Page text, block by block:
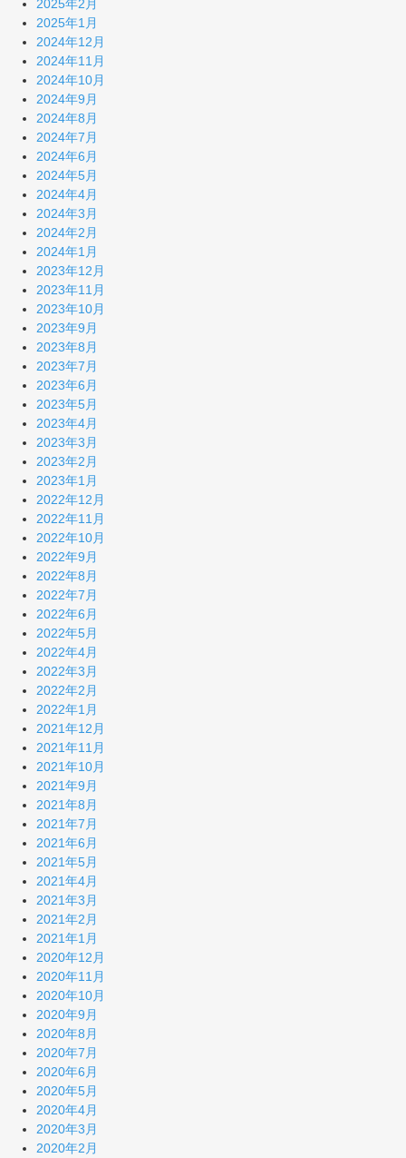
2025年2月
2025年1月
2024年12月
2024年11月
2024年10月
2024年9月
2024年8月
2024年7月
2024年6月
2024年5月
2024年4月
2024年3月
2024年2月
2024年1月
2023年12月
2023年11月
2023年10月
2023年9月
2023年8月
2023年7月
2023年6月
2023年5月
2023年4月
2023年3月
2023年2月
2023年1月
2022年12月
2022年11月
2022年10月
2022年9月
2022年8月
2022年7月
2022年6月
2022年5月
2022年4月
2022年3月
2022年2月
2022年1月
2021年12月
2021年11月
2021年10月
2021年9月
2021年8月
2021年7月
2021年6月
2021年5月
2021年4月
2021年3月
2021年2月
2021年1月
2020年12月
2020年11月
2020年10月
2020年9月
2020年8月
2020年7月
2020年6月
2020年5月
2020年4月
2020年3月
2020年2月